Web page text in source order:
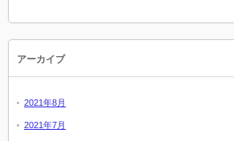
アーカイブ
2021年8月
2021年7月